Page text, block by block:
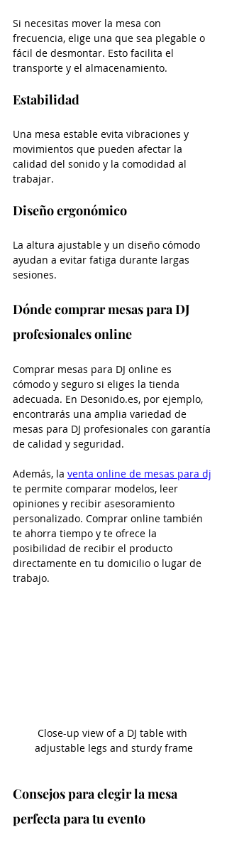
Si necesitas mover la mesa con
frecuencia, elige una que sea plegable o
fácil de desmontar. Esto facilita el
transporte y el almacenamiento.
Estabilidad
Una mesa estable evita vibraciones y
movimientos que pueden afectar la
calidad del sonido y la comodidad al
trabajar.
Diseño ergonómico
La altura ajustable y un diseño cómodo
ayudan a evitar fatiga durante largas
sesiones.
Dónde comprar mesas para DJ
profesionales online
Comprar mesas para DJ online es
cómodo y seguro si eliges la tienda
adecuada. En Desonido.es, por ejemplo,
encontrarás una amplia variedad de
mesas para DJ profesionales con garantía
de calidad y seguridad.
Además, la venta online de mesas para dj
te permite comparar modelos, leer
opiniones y recibir asesoramiento
personalizado. Comprar online también
te ahorra tiempo y te ofrece la
posibilidad de recibir el producto
directamente en tu domicilio o lugar de
trabajo.
Close-up view of a DJ table with
adjustable legs and sturdy frame
Consejos para elegir la mesa
perfecta para tu evento